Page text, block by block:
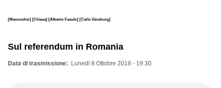
[Menocchio] [Chiesa] [Alberto Fasulo] [Carlo Ginzburg]
Sul referendum in Romania
Data di trasmissione Lunedì 8 Ottobre 2018 - 19:30